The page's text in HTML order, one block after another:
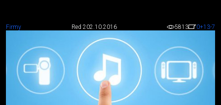
Firmy Red 2 02.10.2016 5813 0+13-7